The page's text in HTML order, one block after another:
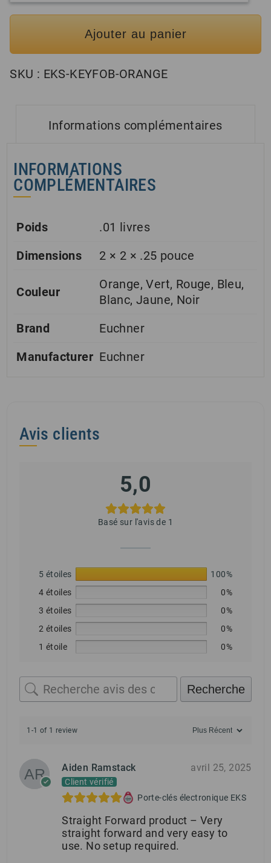
Ajouter au panier
SKU : EKS-KEYFOB-ORANGE
Informations complémentaires
INFORMATIONS
COMPLÉMENTAIRES
Poids
.01 livres
Dimensions
2 × 2 × .25 pouce
Couleur
Orange, Vert, Rouge, Bleu,
Blanc, Jaune, Noir
Brand
Euchner
Manufacturer Euchner
Avis clients
5,0
Basé sur l'avis de 1
5 étoiles
100%
4 étoiles
0%
3 étoiles
0%
2 étoiles
0%
1 étoile
0%
Recherche
1-1 of 1 review
Aiden Ramstack
Client vérifié
avril 25, 2025
Porte-clés électronique EKS
Straight Forward product – Very
straight forward and very easy to
use. No setup required.